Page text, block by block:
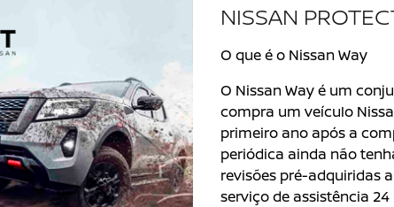
NISSAN
O que é o Nissan Way
O Nissan Way é um
compra um veículo
primeiro ano após a
periódica ainda não
revisões pré-adquiridas
serviço de assistência